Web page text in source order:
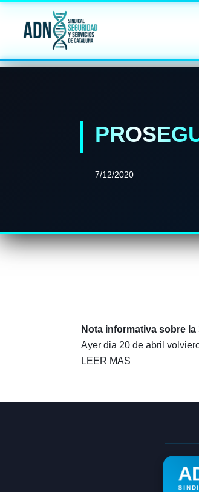
7/12/2020
Nota informativa sobre la
Ayer dia 20 de abril
LEER MAS